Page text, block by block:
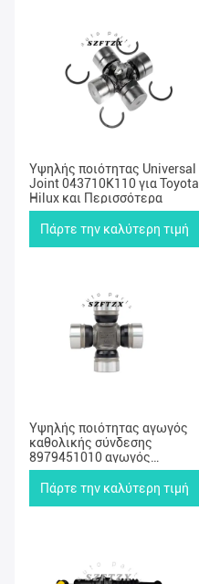
Υψηλής ποιότητας Universal
Joint 043710K110 για Toyota
Hilux και Περισσότερα
Πάρτε την καλύτερη τιμή
Υψηλής ποιότητας αγωγός
καθολικής σύνδεσης
8979451010 αγωγός
καθολικής σύνδεσης κοινής
αράχνης για Isuzu Rodeo και
Πάρτε την καλύτερη τιμή